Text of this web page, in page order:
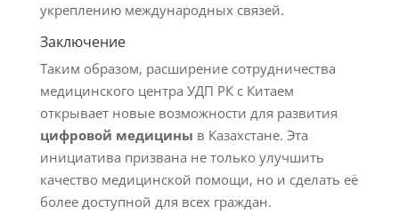
укреплению международных связей.
Заключение
Таким образом, расширение сотрудничества
медицинского центра УДП РК с Китаем
открывает новые возможности для развития
цифровой медицины в Казахстане. Эта
инициатива призвана не только улучшить
качество медицинской помощи, но и сделать её
более доступной для всех граждан.